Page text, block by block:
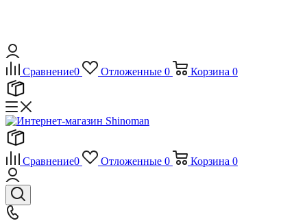
Сравнение0 Отложенные 0 Корзина 0
Сравнение0 Отложенные 0 Корзина 0